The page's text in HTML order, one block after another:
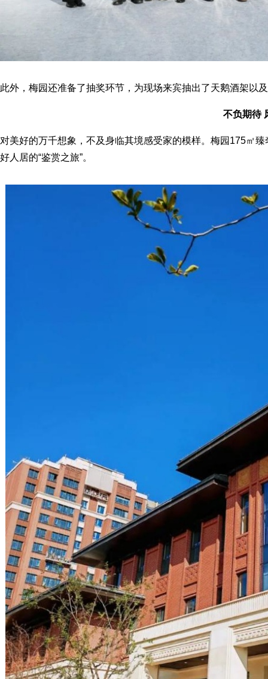
此外，梅园还准备了抽奖环节，为现场来宾抽出了天鹅酒架以
不负期待
对美好的万千想象，不及身临其境感受家的模样。梅园175㎡
好人居的“鉴赏之旅”。